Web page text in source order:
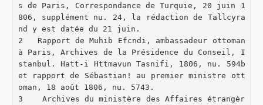
s de Paris, Correspondance de Turquie, 20 juin 1
806, supplément nu. 24, la rédaction de Tallcyra
nd y est datée du 21 juin.
2   Rapport de Muhib Efcndi, ambassadeur ottoman
à Paris, Archives de la Présidence du Conseil, I
stanbul. Hatt-i Httmavun Tasnifi, 1806, nu. 594b
et rapport de Sébastian! au premier ministre ott
oman, 18 août 1806, nu. 5743.
3    Archives du ministère des Affaires étrangèr